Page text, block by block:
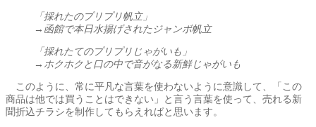
「採れたのプリプリ帆立」
→函館で本日水揚げされたジャンボ帆立
「採れたてのプリプリじゃがいも」
→ホクホクと口の中で音がなる新鮮じゃがいも
このように、常に平凡な言葉を使わないように意識して、「この
商品は他では買うことはできない」と言う言葉を使って、売れる新
聞折込チラシを制作してもらえればと思います。